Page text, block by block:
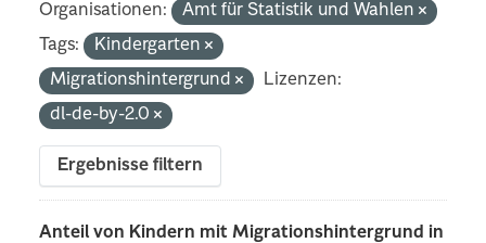
Organisationen:
Amt für Statistik und Wahlen
Tags:
Kindergarten
Migrationshintergrund
Lizenzen:
dl-de-by-2.0
Ergebnisse filtern
Anteil von Kindern mit Migrationshintergrund in